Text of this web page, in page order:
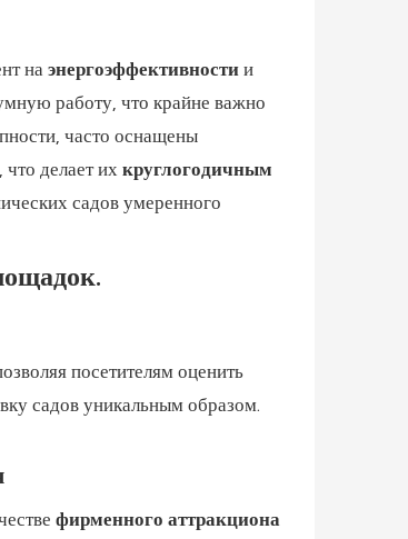
на энергоэффективностии
работу, что крайне важно
часто оснащены
делает их круглогодичным
садов умеренного
посетителям оценить
садов уникальным образом.
фирменного аттракциона